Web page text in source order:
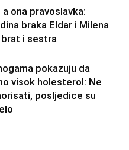
a ona pravoslavka:
braka Eldar i Milena
brat i sestra
pokazuju da
visok holesterol: Ne
posljedice su